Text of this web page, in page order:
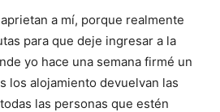
a mí, porque realmente
para que deje ingresar a la
yo hace una semana firmé un
los alojamiento devuelvan las
las personas que estén